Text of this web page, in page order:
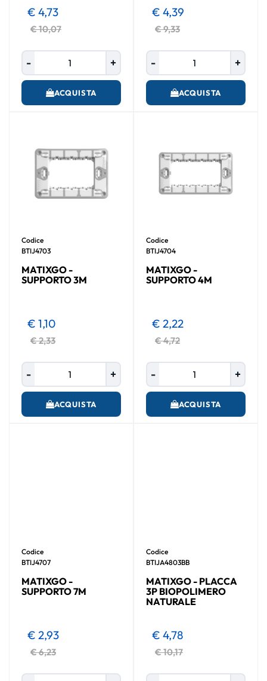
€ 10,07
€ 4,73
ACQUISTA
€ 9,33
€ 4,39
ACQUISTA
Codice
BTIJ4703
MATIXGO -
SUPPORTO 3M
€ 2,33
€ 1,10
ACQUISTA
Codice
BTIJ4704
MATIXGO -
SUPPORTO 4M
€ 4,72
€ 2,22
ACQUISTA
Codice
BTIJ4707
MATIXGO -
SUPPORTO 7M
€ 6,23
€ 2,93
Codice
BTIJA4803BB
MATIXGO - PLACCA
3P BIOPOLIMERO
NATURALE
€ 10,17
€ 4,78